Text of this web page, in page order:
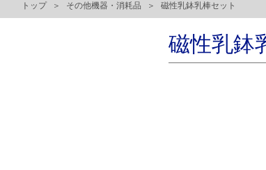
トップ その他機器・消耗品 磁性乳鉢乳棒セット
磁性乳